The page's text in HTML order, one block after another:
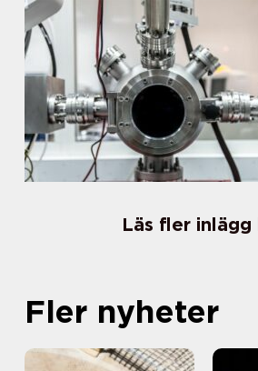
Läs fler inlägg
Fler nyheter